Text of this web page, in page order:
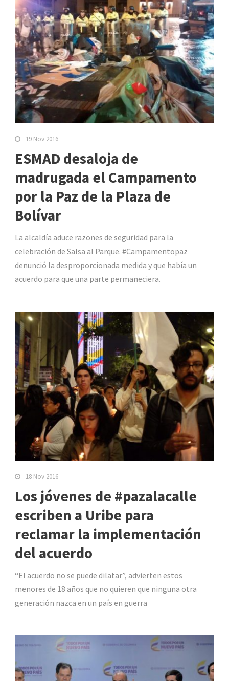
19 Nov 2016
ESMAD desaloja de
madrugada el Campamento
por la Paz de la Plaza de
Bolívar
La alcaldía aduce razones de seguridad para la
celebración de Salsa al Parque. #Campamentopaz
denunció la desproporcionada medida y que había un
acuerdo para que una parte permaneciera.
18 Nov 2016
Los jóvenes de #pazalacalle
escriben a Uribe para
reclamar la implementación
del acuerdo
“El acuerdo no se puede dilatar”, advierten estos
menores de 18 años que no quieren que ninguna otra
generación nazca en un país en guerra